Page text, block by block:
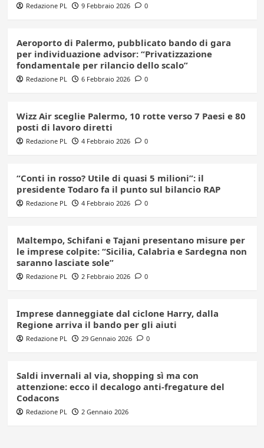
Redazione PL 9 Febbraio 2026 0
Aeroporto di Palermo, pubblicato bando di gara
per individuazione advisor: “Privatizzazione
fondamentale per rilancio dello scalo”
Redazione PL 6 Febbraio 2026 0
Wizz Air sceglie Palermo, 10 rotte verso 7 Paesi e 80
posti di lavoro diretti
Redazione PL 4 Febbraio 2026 0
“Conti in rosso? Utile di quasi 5 milioni”: il
presidente Todaro fa il punto sul bilancio RAP
Redazione PL 4 Febbraio 2026 0
Maltempo, Schifani e Tajani presentano misure per
le imprese colpite: “Sicilia, Calabria e Sardegna non
saranno lasciate sole”
Redazione PL 2 Febbraio 2026 0
Imprese danneggiate dal ciclone Harry, dalla
Regione arriva il bando per gli aiuti
Redazione PL 29 Gennaio 2026 0
Saldi invernali al via, shopping sì ma con
attenzione: ecco il decalogo anti-fregature del
Codacons
Redazione PL 2 Gennaio 2026